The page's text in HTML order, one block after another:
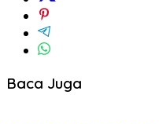
Baca Juga